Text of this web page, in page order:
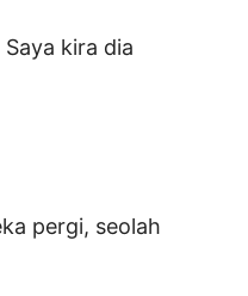
kira dia
pergi, seolah